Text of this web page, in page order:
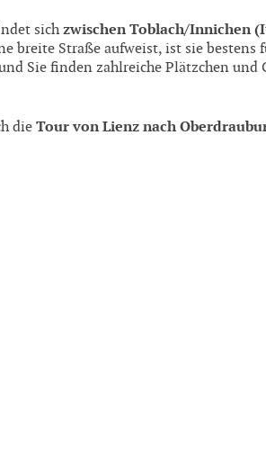
sichzwischen Toblach/Innichen
breite Straße aufweist, ist sie bestens
Sie finden zahlreiche Plätzchen und
die Tour von Lienz nach